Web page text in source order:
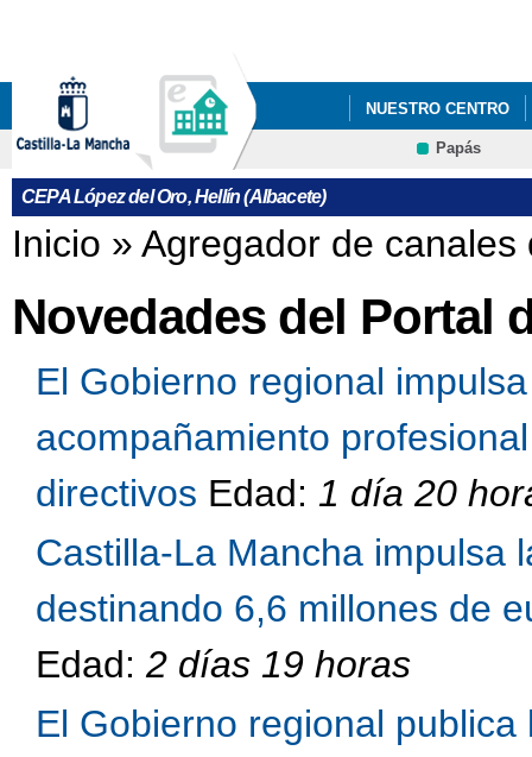
NUESTRO CENTRO
DEPARTAMENTOS
Papás
CEPA López del Oro, Hellín (Albacete)
Se encuentra usted aquí
Inicio » Agregador de canales
Novedades del Portal
El Gobierno regional
acompañamiento
directivos Edad: 1 día 20
Castilla-La Mancha impulsa
destinando 6,6 millones de
Edad: 2 días 19 horas
El Gobierno regional